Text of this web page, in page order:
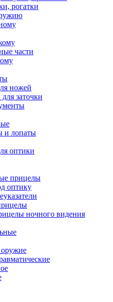
рогатки
части
ножей
заточки
и лопаты
оптики
прицелы
оптику
ночного видения
оружие